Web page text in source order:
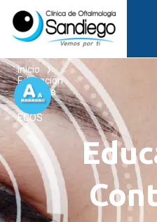
Inicio
Educacion
continua
ECOS